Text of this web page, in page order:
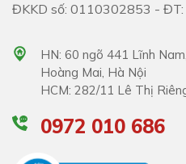
ĐKKD số: 0110302853 -
HN: 60 ngõ 441 Lĩnh
Hoàng Mai, Hà Nội
HCM: 282/11 Lê Thị
0972 010 686